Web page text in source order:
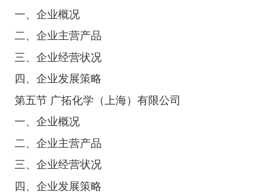
一、企业概况
二、企业主营产品
三、企业经营状况
四、企业发展策略
第五节 广拓化学（上海）有限公司
一、企业概况
二、企业主营产品
三、企业经营状况
四、企业发展策略